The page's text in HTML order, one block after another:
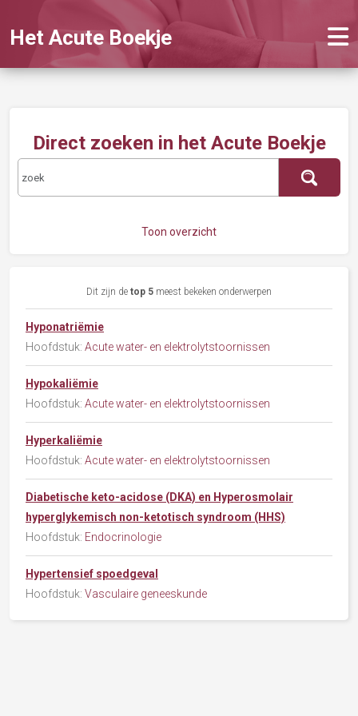
Het Acute Boekje
Direct zoeken in het Acute Boekje
Toon overzicht
Dit zijn de top 5 meest bekeken onderwerpen
Hyponatriëmie
Hoofdstuk: Acute water- en elektrolytstoornissen
Hypokaliëmie
Hoofdstuk: Acute water- en elektrolytstoornissen
Hyperkaliëmie
Hoofdstuk: Acute water- en elektrolytstoornissen
Diabetische keto-acidose (DKA) en Hyperosmolair
hyperglykemisch non-ketotisch syndroom (HHS)
Hoofdstuk: Endocrinologie
Hypertensief spoedgeval
Hoofdstuk: Vasculaire geneeskunde